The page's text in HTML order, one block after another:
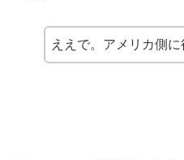
ええで。アメリカ側に